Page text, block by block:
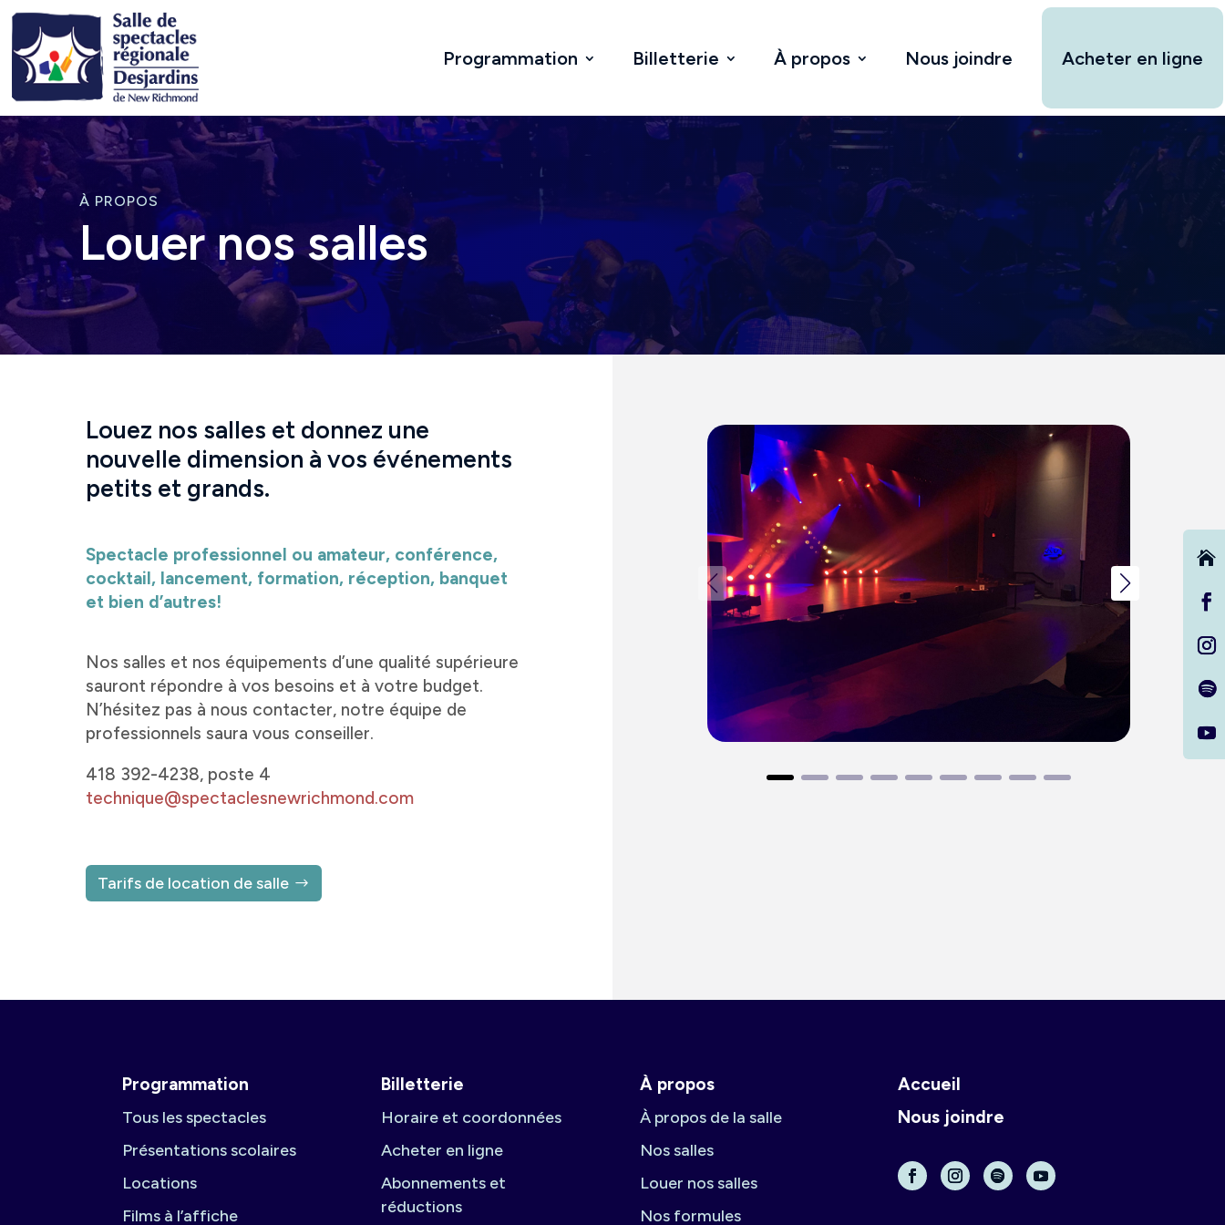
Programmation Billetterie À propos Nous joindre Acheter en ligne
À PROPOS
Louer nos salles
Louez nos salles et donnez une
nouvelle dimension à vos événements
petits et grands.
Spectacle professionnel ou amateur, conférence,
cocktail, lancement, formation, réception, banquet
et bien d’autres!
Nos salles et nos équipements d’une qualité supérieure
sauront répondre à vos besoins et à votre budget.
N’hésitez pas à nous contacter, notre équipe de
professionnels saura vous conseiller.
418 392-4238, poste 4
technique@spectaclesnewrichmond.com
Tarifs de location de salle
Programmation
Tous les spectacles
Présentations scolaires
Locations
Films à l’affiche
Billetterie
Horaire et coordonnées
Acheter en ligne
Abonnements et
réductions
À propos
À propos de la salle
Nos salles
Louer nos salles
Nos formules
Accueil
Nous joindre